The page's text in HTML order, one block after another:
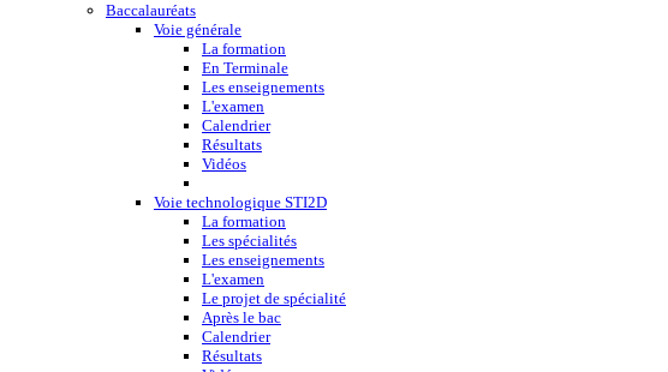
Baccalauréats
Voie générale
La formation
En Terminale
Les enseignements
L'examen
Calendrier
Résultats
Vidéos
Voie technologique STI2D
La formation
Les spécialités
Les enseignements
L'examen
Le projet de spécialité
Après le bac
Calendrier
Résultats